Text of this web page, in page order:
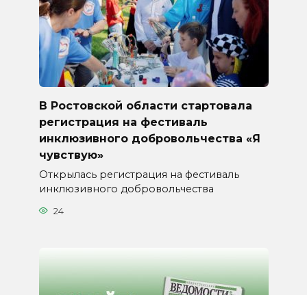
В Ростовской области стартовала
регистрация на фестиваль
инклюзивного добровольчества «Я
чувствую»
Открылась регистрация на фестиваль
инклюзивного добровольчества
24